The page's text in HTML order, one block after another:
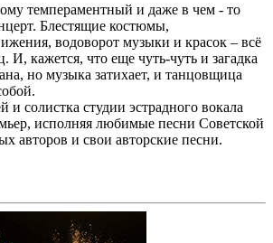
темпераментный и даже в чем - то
Блестящие костюмы,
водоворот музыки и красок – всё
И, кажется, что еще чуть-чуть и загадка
но музыка затихает, и танцовщица
и солистка студии эстрадного вокала
исполняя любимые песни Советской
авторов и свои авторские песни.